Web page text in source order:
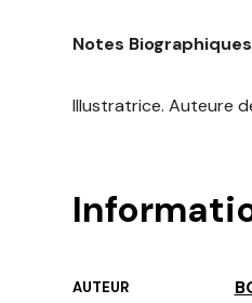
Notes
Illustratrice. Auteure
AUTEUR